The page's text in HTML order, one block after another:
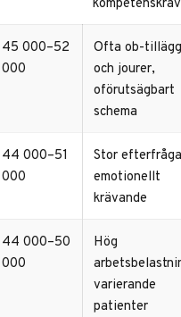
45 000–52
000
Ofta ob-tillägg
och jourer,
oförutsägbart
schema
44 000–51
000
Stor
emotionellt
krävande
44 000–50
000
Hög
varierande
patienter